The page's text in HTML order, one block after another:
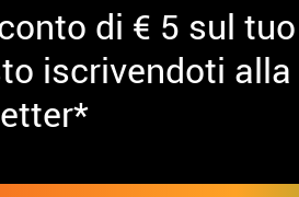
di € 5 sul tuo
iscrivendoti alla